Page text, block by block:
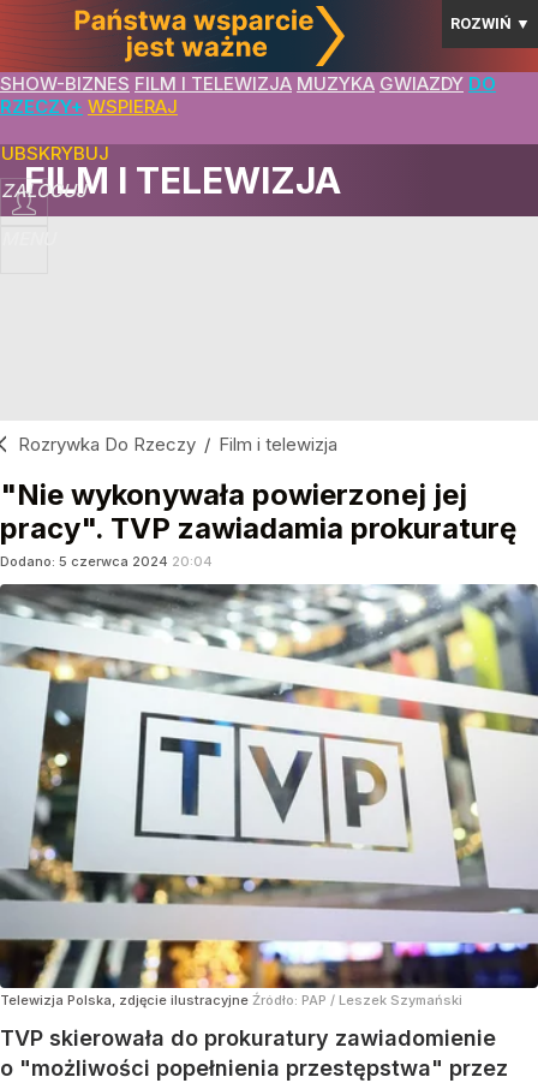
ROZWIŃ ▼
SHOW-BIZNES FILM I TELEWIZJA MUZYKA GWIAZDY DO
RZECZY+ WSPIERAJ
ZALOGUJ
FILM I TELEWIZJA
Rozrywka Do Rzeczy / Film i telewizja
"Nie wykonywała powierzonej jej
pracy". TVP zawiadamia prokuraturę
Dodano: 5 czerwca 2024 20:04
Telewizja Polska, zdjęcie ilustracyjne Źródło: PAP / Leszek Szymański
TVP skierowała do prokuratury zawiadomienie
o "możliwości popełnienia przestępstwa" przez